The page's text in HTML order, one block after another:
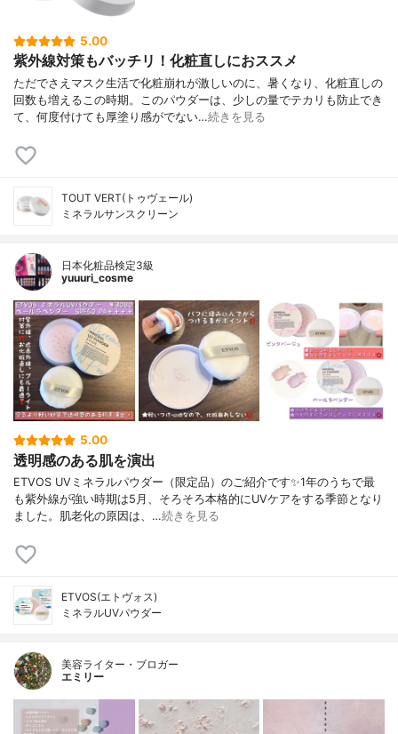
5.00
紫外線対策もバッチリ！化粧直しにおススメ
ただでさえマスク生活で化粧崩れが激しいのに、暑くなり、化粧直しの
回数も増えるこの時期。このパウダーは、少しの量でテカリも防止でき
て、何度付けても厚塗り感がでない…続きを見る
TOUT VERT(トゥヴェール)
ミネラルサンスクリーン
日本化粧品検定3級
yuuuri_cosme
5.00
透明感のある肌を演出
ETVOS UVミネラルパウダー（限定品）のご紹介です✨1年のうちで最
も紫外線が強い時期は5月、そろそろ本格的にUVケアをする季節となり
ました。肌老化の原因は、…続きを見る
ETVOS(エトヴォス)
ミネラルUVパウダー
美容ライター・ブロガー
エミリー